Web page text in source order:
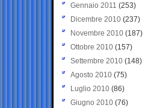
Gennaio 2011 (253)
Dicembre 2010 (237)
Novembre 2010 (187)
Ottobre 2010 (157)
Settembre 2010 (148)
Agosto 2010 (75)
Luglio 2010 (86)
Giugno 2010 (76)